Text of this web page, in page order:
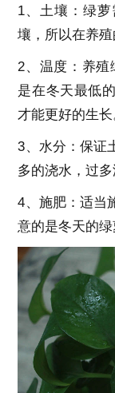
1、土壤：绿
壤，所以在养殖
2、温度：养
是在冬天最低
才能更好的生长
3、水分：保证
多的浇水，过
4、施肥：适当
意的是冬天的绿